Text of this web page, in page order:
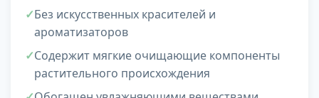
Без искусственных красителей и
ароматизаторов
Содержит мягкие очищающие компоненты
растительного происхождения